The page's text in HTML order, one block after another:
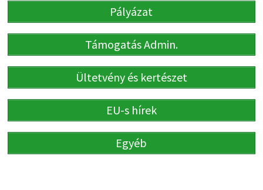
Pályázat
Támogatás Admin.
Ültetvény és kertészet
EU-s hírek
Egyéb